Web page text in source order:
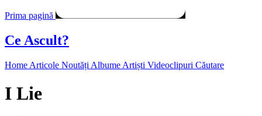
Prima pagină
Ce Ascult?
Home Articole Noutăți Albume Artiști Videoclipuri Căutare
I Lie